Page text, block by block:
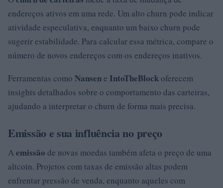
endereços ativos em uma rede. Um alto churn pode indicar
atividade especulativa, enquanto um baixo churn pode
sugerir estabilidade. Para calcular essa métrica, compare o
número de novos endereços com os endereços inativos.
Ferramentas como Nansene IntoTheBlockoferecem
insights detalhados sobre o comportamento das carteiras,
ajudando a interpretar o churn de forma mais precisa.
Emissão e sua influência no preço
Aemissão de novas moedas também afeta o preço de uma
altcoin. Projetos com taxas de emissão altas podem
enfrentar pressão de venda, enquanto aqueles com